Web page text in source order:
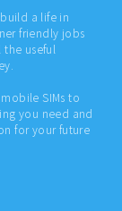
build a life in
friendly jobs
useful
SIMs to
you need and
for your future